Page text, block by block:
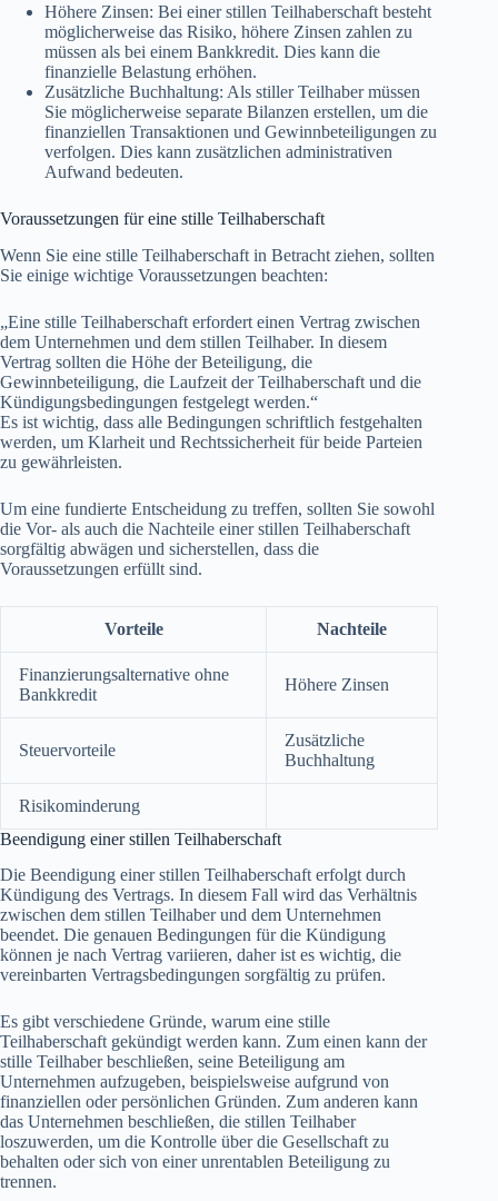
Höhere Zinsen: Bei einer stillen Teilhaberschaft besteht
möglicherweise das Risiko, höhere Zinsen zahlen zu
müssen als bei einem Bankkredit. Dies kann die
finanzielle Belastung erhöhen.
Zusätzliche Buchhaltung: Als stiller Teilhaber müssen
Sie möglicherweise separate Bilanzen erstellen, um die
finanziellen Transaktionen und Gewinnbeteiligungen zu
verfolgen. Dies kann zusätzlichen administrativen
Aufwand bedeuten.
Voraussetzungen für eine stille Teilhaberschaft
Wenn Sie eine stille Teilhaberschaft in Betracht ziehen, sollten
Sie einige wichtige Voraussetzungen beachten:
„Eine stille Teilhaberschaft erfordert einen Vertrag zwischen
dem Unternehmen und dem stillen Teilhaber. In diesem
Vertrag sollten die Höhe der Beteiligung, die
Gewinnbeteiligung, die Laufzeit der Teilhaberschaft und die
Kündigungsbedingungen festgelegt werden.“
Es ist wichtig, dass alle Bedingungen schriftlich festgehalten
werden, um Klarheit und Rechtssicherheit für beide Parteien
zu gewährleisten.
Um eine fundierte Entscheidung zu treffen, sollten Sie sowohl
die Vor- als auch die Nachteile einer stillen Teilhaberschaft
sorgfältig abwägen und sicherstellen, dass die
Voraussetzungen erfüllt sind.
Vorteile Nachteile
Finanzierungsalternative ohne
Bankkredit
Höhere Zinsen
Steuervorteile
Zusätzliche
Buchhaltung
Risikominderung
Beendigung einer stillen Teilhaberschaft
Die Beendigung einer stillen Teilhaberschaft erfolgt durch
Kündigung des Vertrags. In diesem Fall wird das Verhältnis
zwischen dem stillen Teilhaber und dem Unternehmen
beendet. Die genauen Bedingungen für die Kündigung
können je nach Vertrag variieren, daher ist es wichtig, die
vereinbarten Vertragsbedingungen sorgfältig zu prüfen.
Es gibt verschiedene Gründe, warum eine stille
Teilhaberschaft gekündigt werden kann. Zum einen kann der
stille Teilhaber beschließen, seine Beteiligung am
Unternehmen aufzugeben, beispielsweise aufgrund von
finanziellen oder persönlichen Gründen. Zum anderen kann
das Unternehmen beschließen, die stillen Teilhaber
loszuwerden, um die Kontrolle über die Gesellschaft zu
behalten oder sich von einer unrentablen Beteiligung zu
trennen.